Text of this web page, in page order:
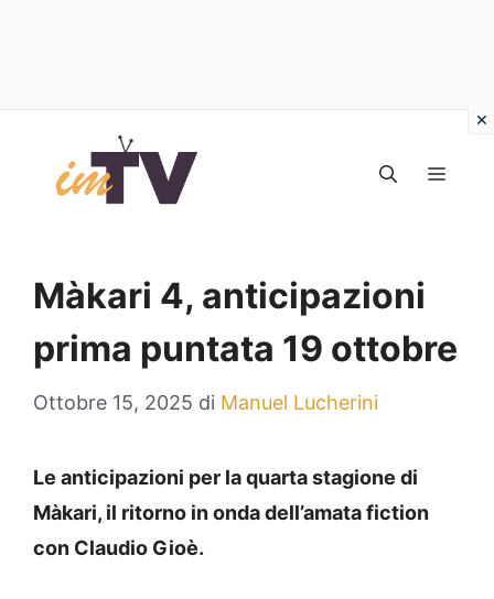
contenuto
Màkari 4, anticipazioni
prima puntata 19 ottobre
Ottobre 15, 2025 di Manuel Lucherini
Le anticipazioni per la quarta stagione di
Màkari, il ritorno in onda dell’amata fiction
con Claudio Gioè.